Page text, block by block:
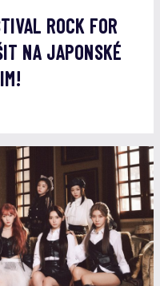
ROCK FOR
NA JAPONSKÉ